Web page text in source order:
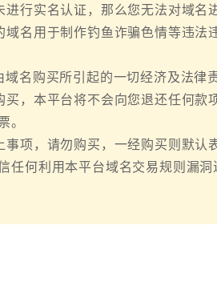
进行实名认证，那么您无法对域
名用于制作钓鱼诈骗色情等违
域名购买所引起的一切经济及法律
，本平台将不会向您退还任何
。
事项，请勿购买，一经购买则默认
任何利用本平台域名交易规则漏